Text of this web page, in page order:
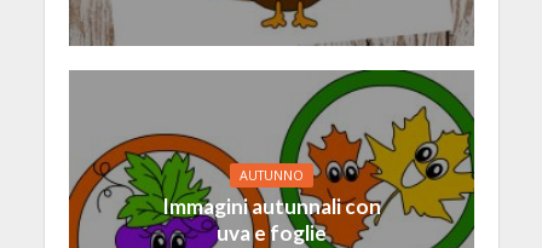
AUTUNNO
Immagini autunnali con
uva e foglie